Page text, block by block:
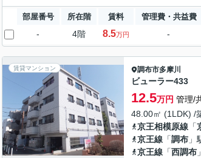
部屋番号 所在階 賃料 管理費・共益費
- 4階 8.5万円 -
賃貸マンション 調布市多摩川
ビューラー433
12.5万円 管理/
48.00㎡ (1LDK) /
京王相模原線 「
京王線 「調布 」
京王線 「西調布